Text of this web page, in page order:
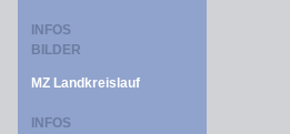
INFOS
BILDER
MZ Landkreislauf
INFOS